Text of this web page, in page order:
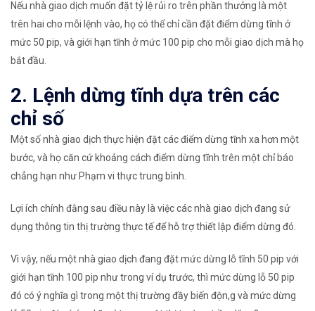
Nếu nhà giao dịch muốn đặt tỷ lệ rủi ro trên phần thưởng là một
trên hai cho mỗi lệnh vào, họ có thể chỉ cần đặt điểm dừng tĩnh ở
mức 50 pip, và giới hạn tĩnh ở mức 100 pip cho mỗi giao dịch mà họ
bắt đầu.
2. Lệnh dừng tĩnh dựa trên các
chỉ số
Một số nhà giao dịch thực hiện đặt các điểm dừng tĩnh xa hơn một
bước, và họ căn cứ khoảng cách điểm dừng tĩnh trên một chỉ báo
chẳng hạn như Phạm vi thực trung bình.
Lợi ích chính đằng sau điều này là việc các nhà giao dịch đang sử
dụng thông tin thị trường thực tế để hỗ trợ thiết lập điểm dừng đó.
Vì vậy, nếu một nhà giao dịch đang đặt mức dừng lỗ tĩnh 50 pip với
giới hạn tĩnh 100 pip như trong ví dụ trước, thì mức dừng lỗ 50 pip
đó có ý nghĩa gì trong một thị trường đầy biến độn,g và mức dừng